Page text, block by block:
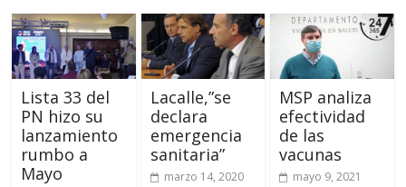
Lista 33 del
PN hizo su
lanzamiento
rumbo a
Mayo
Lacalle,”se
declara
emergencia
sanitaria”
marzo 14, 2020
MSP analiza
efectividad
de las
vacunas
mayo 9, 2021